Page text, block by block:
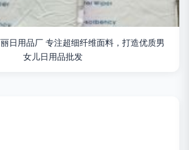
日用品厂 专注超细纤维面料，打造优质男
女儿日用品批发